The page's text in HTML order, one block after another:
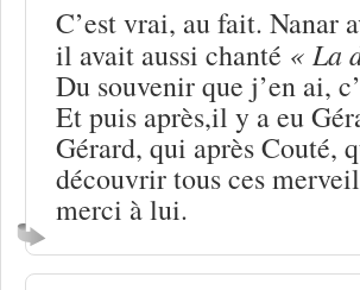
C’est vrai, au fait. Nanar
il avait aussi chanté « La
Du souvenir que j’en ai,
Et puis après,il y a eu
Gérard, qui après Couté,
découvrir tous ces
merci à lui.